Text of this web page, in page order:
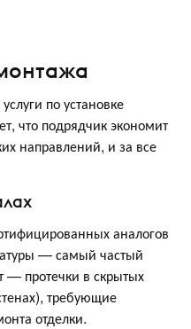
по установке
что подрядчик экономит
направлений, и за все
аналогов
— самый частый
— протечки в скрытых
требующие
отделки.